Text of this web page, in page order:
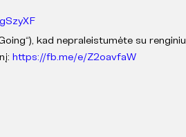
kad nepraleistumėte su renginiu
https://fb.me/e/Z2oavfaW